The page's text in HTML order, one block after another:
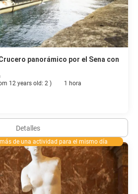
panorámico por el Sena con
12 years old: 2 )
1 hora
Detalles
de una actividad para el mismo día